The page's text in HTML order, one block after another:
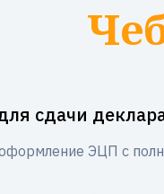
сдачи
ЭЦП с